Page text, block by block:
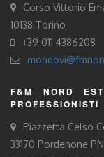
Corso Vittorio
10138 Torino
+39 011 4386208
F&M NORD
PROFESSIONISTI
Piazzetta Celso
33170 Pordenone PN